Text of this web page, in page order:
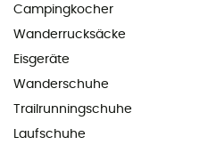
Campingkocher
Wanderrucksäcke
Eisgeräte
Wanderschuhe
Trailrunningschuhe
Laufschuhe